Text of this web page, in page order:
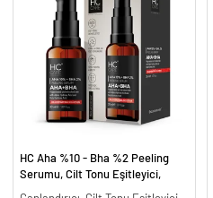
HC Aha %10 - Bha %2 Peeling
Serumu, Cilt Tonu Eşitleyici,